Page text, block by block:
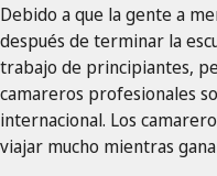
Debido a que la gente a
después de terminar la
trabajo de principiantes,
camareros profesionales
internacional. Los
viajar mucho mientras